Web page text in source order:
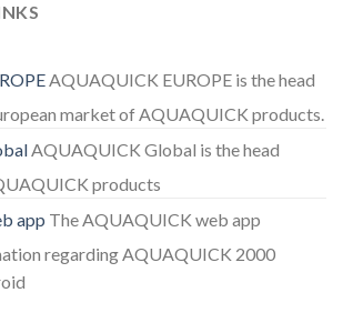
AQUAQUICK EUROPE is the head
market of AQUAQUICK products.
AQUAQUICK Global is the head
products
app The AQUAQUICK web app
regarding AQUAQUICK 2000